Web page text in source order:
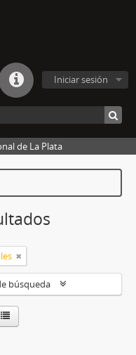
Iniciar sesión
de La Plata
búsqueda